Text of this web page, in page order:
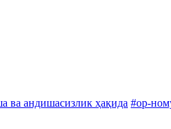
ва андишасизлик ҳақида #ор-